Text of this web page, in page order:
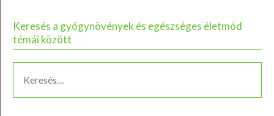
Keresés a gyógynövények és egészséges életmód
témái között